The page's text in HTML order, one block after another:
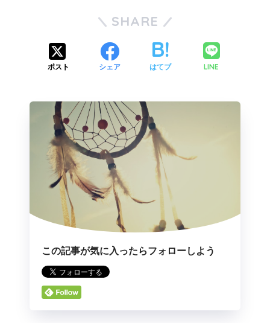
SHARE
ポスト シェア はてブ LINE
この記事が気に入ったらフォローしよう